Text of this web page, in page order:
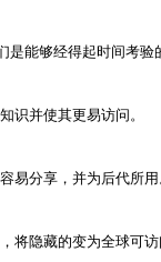
能够经得起时间考验
识并使其更易访问。
易分享，并为后代所用
将隐藏的变为全球可